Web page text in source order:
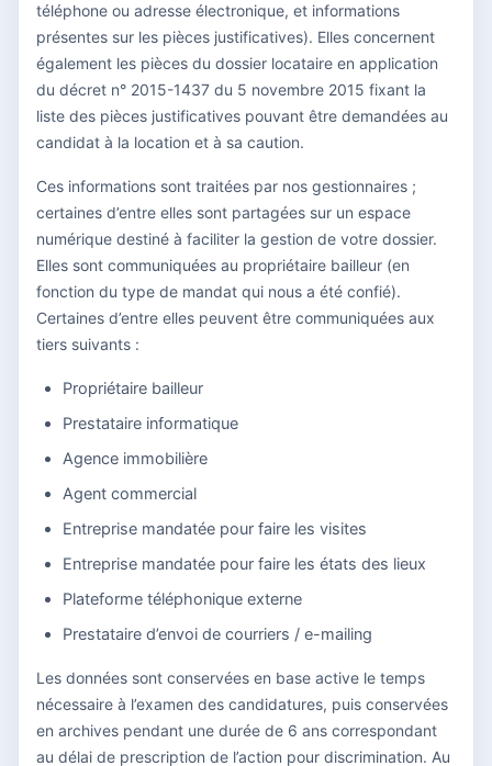
téléphone ou adresse électronique, et informations
présentes sur les pièces justificatives). Elles concernent
également les pièces du dossier locataire en application
du décret n° 2015-1437 du 5 novembre 2015 fixant la
liste des pièces justificatives pouvant être demandées au
candidat à la location et à sa caution.
Ces informations sont traitées par nos gestionnaires ;
certaines d’entre elles sont partagées sur un espace
numérique destiné à faciliter la gestion de votre dossier.
Elles sont communiquées au propriétaire bailleur (en
fonction du type de mandat qui nous a été confié).
Certaines d’entre elles peuvent être communiquées aux
tiers suivants :
Propriétaire bailleur
Prestataire informatique
Agence immobilière
Agent commercial
Entreprise mandatée pour faire les visites
Entreprise mandatée pour faire les états des lieux
Plateforme téléphonique externe
Prestataire d’envoi de courriers / e-mailing
Les données sont conservées en base active le temps
nécessaire à l’examen des candidatures, puis conservées
en archives pendant une durée de 6 ans correspondant
au délai de prescription de l’action pour discrimination. Au